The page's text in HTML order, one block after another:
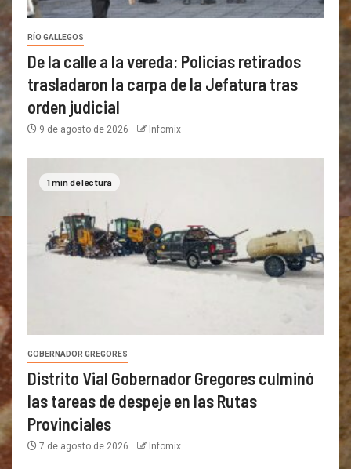
RÍO GALLEGOS
De la calle a la vereda: Policías retirados
trasladaron la carpa de la Jefatura tras
orden judicial
9 de agosto de 2026 Infomix
1 min de lectura
GOBERNADOR GREGORES
Distrito Vial Gobernador Gregores culminó
las tareas de despeje en las Rutas
Provinciales
7 de agosto de 2026 Infomix